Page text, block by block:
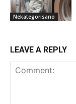
Nekategorisano
LEAVE A REPLY